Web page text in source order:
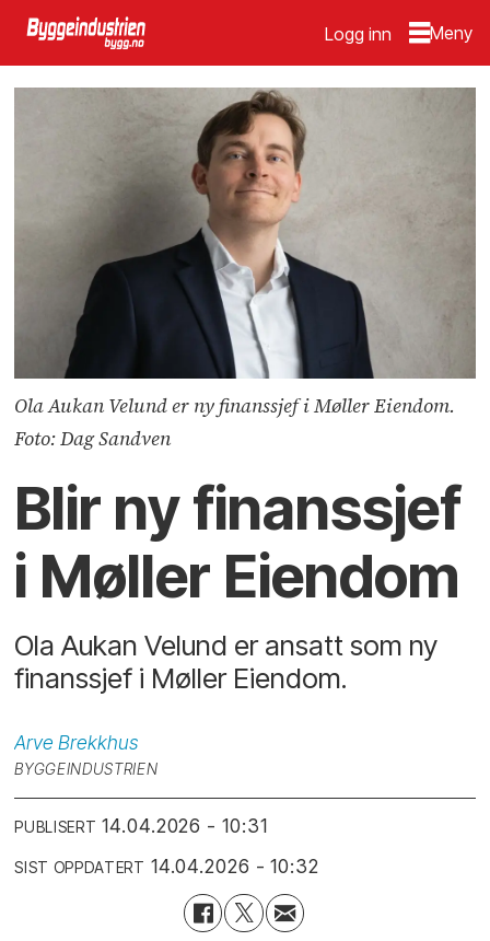
Logg inn
Ola Aukan Velund er ny finanssjef i Møller Eiendom.
Foto: Dag Sandven
Blir ny finanssjef
i Møller Eiendom
Ola Aukan Velund er ansatt som ny
finanssjef i Møller Eiendom.
Arve Brekkhus
BYGGEINDUSTRIEN
PUBLISERT 14.04.2026 - 10:31
SIST OPPDATERT 14.04.2026 - 10:32